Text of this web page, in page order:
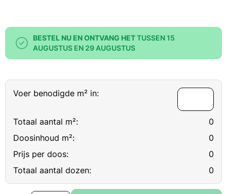
BESTEL NU EN ONTVANG HETTUSSEN 15
AUGUSTUS EN 29 AUGUSTUS
Voer benodigde m² in:
Totaal aantal m²:
0
Doosinhoud m²:
0
Prijs per doos:
0
Totaal aantal dozen:
0